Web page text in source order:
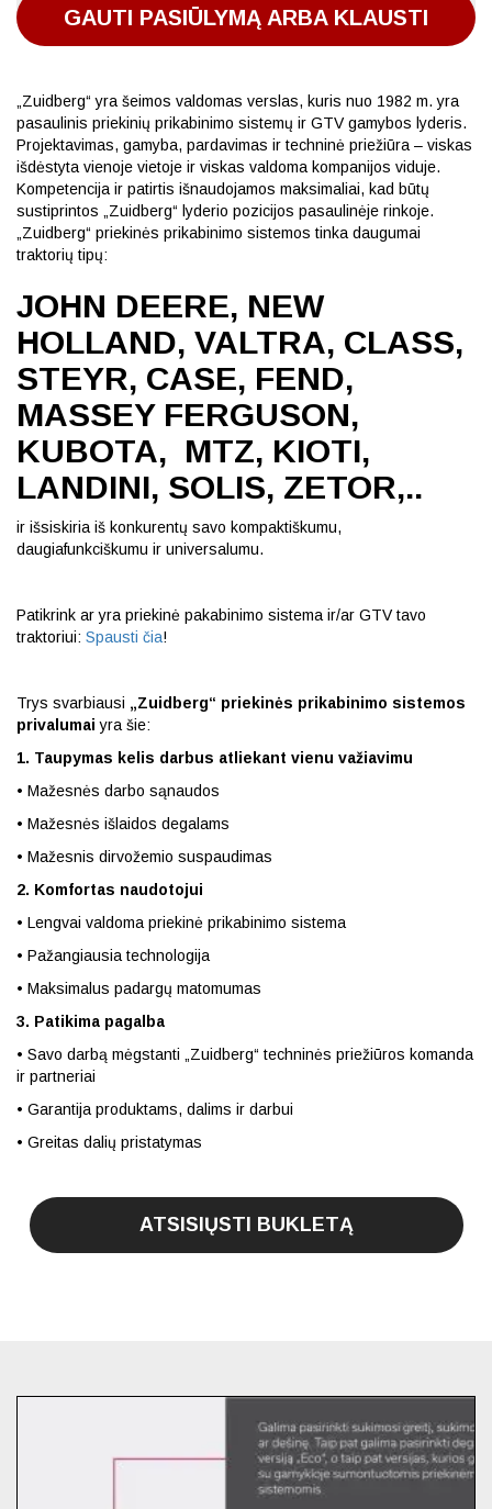
GAUTI PASIŪLYMĄ ARBA KLAUSTI
„Zuidberg“ yra šeimos valdomas verslas, kuris nuo 1982 m. yra
pasaulinis priekinių prikabinimo sistemų ir GTV gamybos lyderis.
Projektavimas, gamyba, pardavimas ir techninė priežiūra – viskas
išdėstyta vienoje vietoje ir viskas valdoma kompanijos viduje.
Kompetencija ir patirtis išnaudojamos maksimaliai, kad būtų
sustiprintos „Zuidberg“ lyderio pozicijos pasaulinėje rinkoje.
„Zuidberg“ priekinės prikabinimo sistemos tinka daugumai
traktorių tipų:
JOHN DEERE, NEW
HOLLAND, VALTRA, CLASS,
STEYR, CASE, FEND,
MASSEY FERGUSON,
KUBOTA, MTZ, KIOTI,
LANDINI, SOLIS, ZETOR,..
ir išsiskiria iš konkurentų savo kompaktiškumu,
daugiafunkciškumu ir universalumu.
Patikrink ar yra priekinė pakabinimo sistema ir/ar GTV tavo
traktoriui: Spausti čia!
Trys svarbiausi „Zuidberg“ priekinės prikabinimo sistemos
privalumai yra šie:
1. Taupymas kelis darbus atliekant vienu važiavimu
• Mažesnės darbo sąnaudos
• Mažesnės išlaidos degalams
• Mažesnis dirvožemio suspaudimas
2. Komfortas naudotojui
• Lengvai valdoma priekinė prikabinimo sistema
• Pažangiausia technologija
• Maksimalus padargų matomumas
3. Patikima pagalba
• Savo darbą mėgstanti „Zuidberg“ techninės priežiūros komanda
ir partneriai
• Garantija produktams, dalims ir darbui
• Greitas dalių pristatymas
ATSISIŲSTI BUKLETĄ